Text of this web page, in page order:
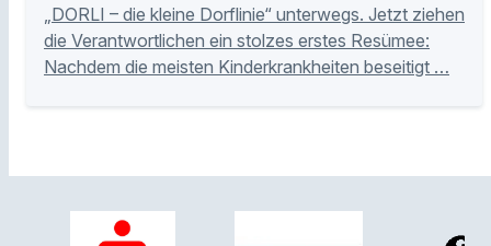
„DORLI – die kleine Dorflinie“ unterwegs. Jetzt ziehen
die Verantwortlichen ein stolzes erstes Resümee:
Nachdem die meisten Kinderkrankheiten beseitigt …